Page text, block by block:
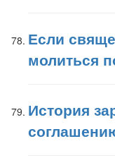
Если
молиться
История